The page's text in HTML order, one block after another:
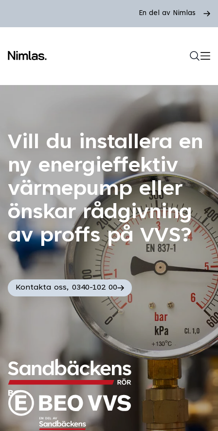
En del av Nimlas
Vill du installera en
ny energieffektiv
värmepump eller
önskar rådgivning
av proffs på VVS?
Kontakta oss, 0340-102 00